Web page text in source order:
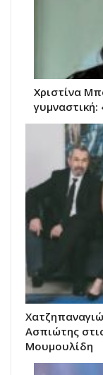
Χριστίνα
Ασπιώτης
Μουμουλίδη